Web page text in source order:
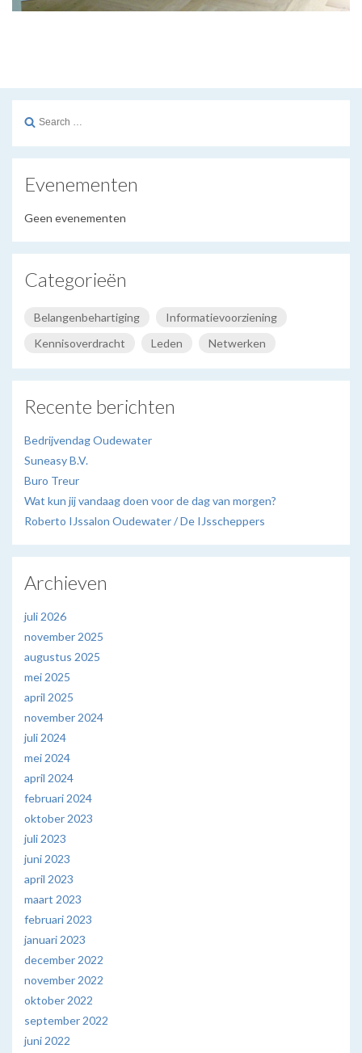
Search
Evenementen
Geen evenementen
Categorieën
Belangenbehartiging
Informatievoorziening
Kennisoverdracht
Leden Netwerken
Recente berichten
Bedrijvendag Oudewater
Suneasy B.V.
Buro Treur
Wat kun jij vandaag doen voor de dag van morgen?
Roberto IJssalon Oudewater / De IJsscheppers
Archieven
juli 2026
november 2025
augustus 2025
mei 2025
april 2025
november 2024
juli 2024
mei 2024
april 2024
februari 2024
oktober 2023
juli 2023
juni 2023
april 2023
maart 2023
februari 2023
januari 2023
december 2022
november 2022
oktober 2022
september 2022
juni 2022